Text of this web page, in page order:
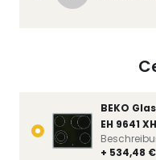
BEKO
EH 9641
+ 534,48 €